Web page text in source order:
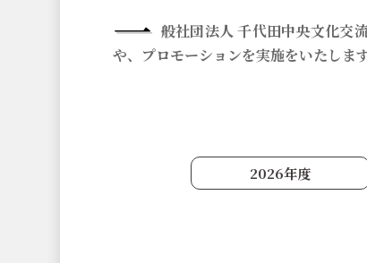
一 般社団法人 千代田中央文化交
や、プロモーションを実施をいたします
2026年度